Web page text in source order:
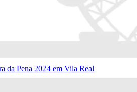
da Pena 2024 em Vila Real